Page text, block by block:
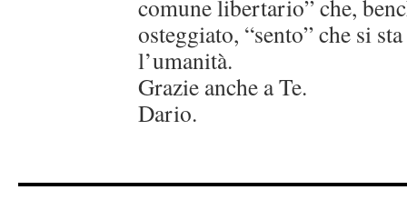
comune libertario” che,
osteggiato, “sento” che si
l’umanità.
Grazie anche a Te.
Dario.